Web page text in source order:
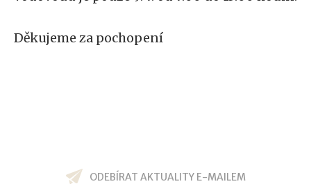
Děkujeme za pochopení
ODEBÍRAT AKTUALITY E-MAILEM